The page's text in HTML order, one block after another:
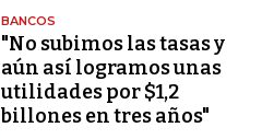
BANCOS
"No subimos las tasas y
aún así logramos unas
utilidades por $1,2
billones en tres años"